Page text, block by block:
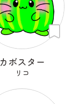
カボスター
リコ